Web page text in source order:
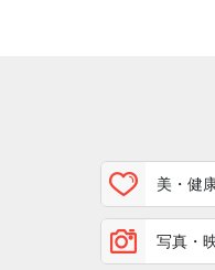
美・健
写真・